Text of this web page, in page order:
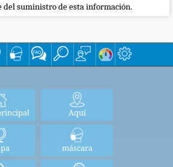
suministro de esta información.
Aquí
máscara